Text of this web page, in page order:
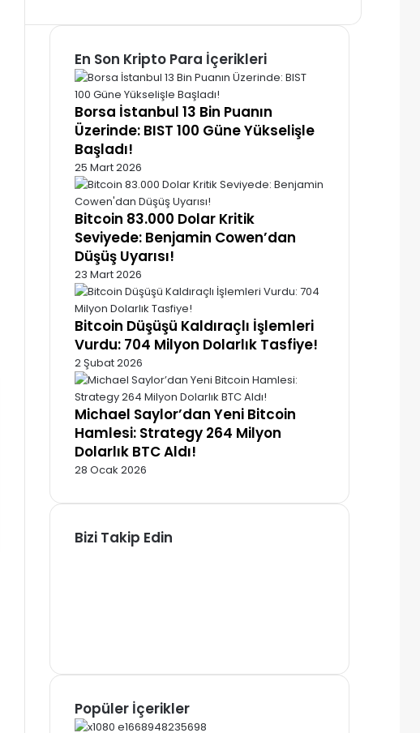
En Son Kripto Para İçerikleri
Borsa İstanbul 13 Bin Puanın
Üzerinde: BIST 100 Güne Yükselişle
Başladı!
25 Mart 2026
Bitcoin 83.000 Dolar Kritik
Seviyede: Benjamin Cowen’dan
Düşüş Uyarısı!
23 Mart 2026
Bitcoin Düşüşü Kaldıraçlı İşlemleri
Vurdu: 704 Milyon Dolarlık Tasfiye!
2 Şubat 2026
Michael Saylor’dan Yeni Bitcoin
Hamlesi: Strategy 264 Milyon
Dolarlık BTC Aldı!
28 Ocak 2026
Bizi Takip Edin
Popüler İçerikler